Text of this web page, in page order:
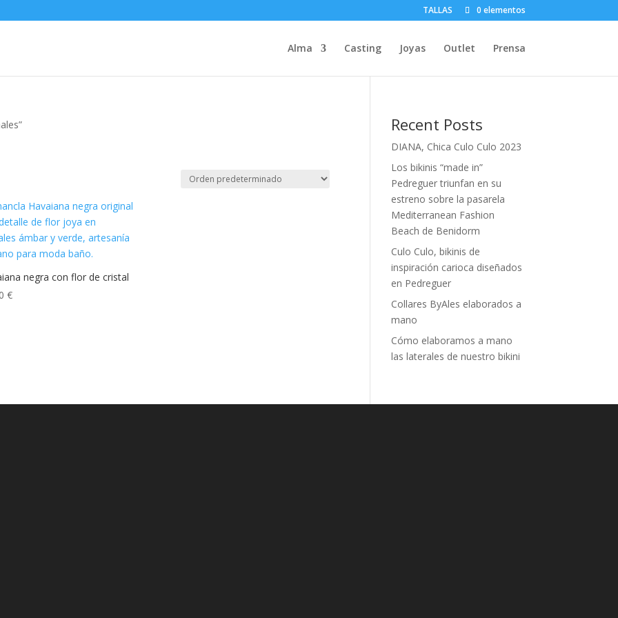
TALLAS 0 elementos
Alma Casting Joyas Outlet Prensa
negra con flor de cristal
€
Recent Posts
DIANA, Chica Culo Culo 2023
Los bikinis “made in”
Pedreguer triunfan en su
estreno sobre la pasarela
Mediterranean Fashion
Beach de Benidorm
Culo Culo, bikinis de
inspiración carioca diseñados
en Pedreguer
Collares ByAles elaborados a
mano
Cómo elaboramos a mano
las laterales de nuestro bikini